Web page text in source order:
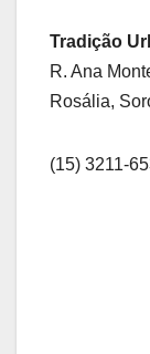
Tradição
R. Ana
Rosália,
(15) 3211-